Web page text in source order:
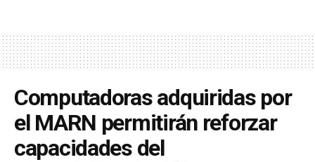
Computadoras adquiridas por
el MARN permitirán reforzar
capacidades del